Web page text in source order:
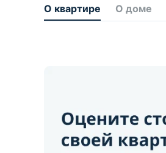
О квартире О доме